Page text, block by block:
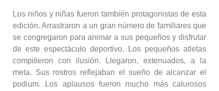
Los niños y niñas fueron también protagonistas de esta
edición. Arrastraron a un gran número de familiares que
se congregaron para animar a sus pequeños y disfrutar
de este espectáculo deportivo. Los pequeños atletas
compitieron con ilusión. Llegaron, extenuados, a la
meta. Sus rostros reflejaban el sueño de alcanzar el
podium. Los aplausos fueron mucho más calurosos